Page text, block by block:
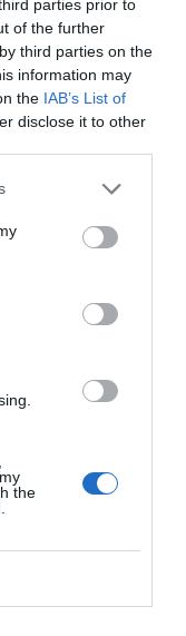
parties prior to
of the further
third parties on the
information may
the IAB’s List of
disclose it to other
the